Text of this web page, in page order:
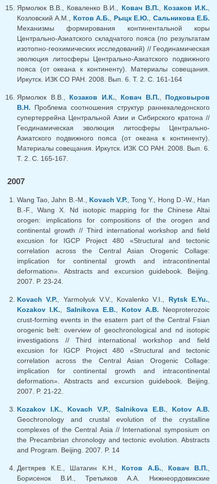
Ярмолюк В.В., Коваленко В.И., Ковач В.П. Козаков И.К.
Козловский А.М., Котов А.Б. Рыцк Е.Ю.
Сальникова Е.Б.
Механизмы формирования континентальной коры
Центрально-Азиатского складчатого пояса (по результатам
изотопно-геохимических исследований) // Геодинамическая
эволюция литосферы Центрально-Азиатского подвижного
пояса (от океана к континенту). Материалы совещания.
Иркутск. ИЗК СО РАН. 2008. Вып. 6. Т. 2. С. 161-164
Ярмолюк В.В., Козаков И.К. Ковач В.П.
Подковыров
В.Н. Проблема соотношения структур раннекаледонского
супертеррейна Центральной Азии и Сибирского кратона //
Геодинамическая эволюция литосферы Центрально-
Азиатского подвижного пояса (от океана к континенту).
Материалы совещания. Иркутск. ИЗК СО РАН. 2008. Вып. 6.
Т. 2. С. 165-167.
2007
Wang Tao, Jahn B.-M., Kovach V.P. , Tong Y., Hong D.-W., Han
B.-F., Wang X. Nd isotopic mapping for the Chinese Altai
orogen: implications for compositions of the orogen and
continental growth // Third international workshop and field
excusion for IGCP Project 480 «Structural and tectonic
correlation across the Central Asian Orogenic Collage:
implication for continental growth and intracontinental
deformation». Abstracts and excursion guidebook. Beijing.
2007. P. 23-24.
Kovach V.P. , Yarmolyuk V.V., Kovalenko V.I., Rytsk E.Yu.
Kozakov I.K.
Salnikova E.B. Kotov A.B. Neoproterozoic
crust-forming events in the esatern part of the Central Fsian
orogenic belt: overview of geochronological and nd isotopic
investigations // Third international workshop and field
excusion for IGCP Project 480 «Structural and tectonic
correlation across the Central Asian Orogenic Collage:
implication for continental growth and intracontinental
deformation». Abstracts and excursion guidebook. Beijing.
2007. P. 21-22.
Kozakov I.K. Kovach V.P. Salnikova E.B.
Kotov A.B.
Geochronology and crustal evolution of the crystalline
complexes of the Central Asia // International symposium on
the Precambrian chronology and tectonic evolution. Abstracts
and Program. Beijing. 2007. P. 14
Дегтярев К.Е., Шатагин К.Н., Котов А.Б. Ковач В.П.
Борисенок В.И., Третьяков А.А. Нижнеордовикские